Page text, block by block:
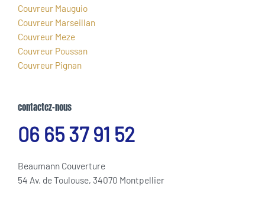
Couvreur Mauguio
Couvreur Marseillan
Couvreur Meze
Couvreur Poussan
Couvreur Pignan
contactez-nous
06 65 37 91 52
Beaumann Couverture
54 Av. de Toulouse, 34070 Montpellier